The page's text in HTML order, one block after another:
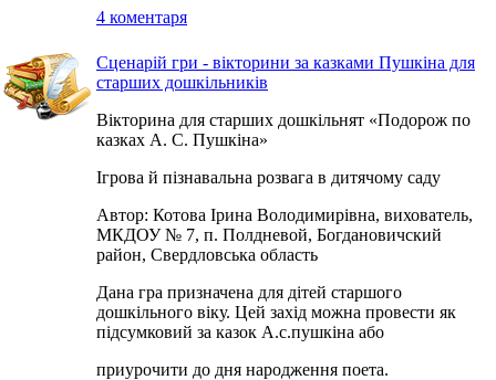
4 коментаря
Сценарій гри - вікторини за казками Пушкіна для
старших дошкільників
Вікторина для старших дошкільнят «Подорож по
казках А. С. Пушкіна»
Ігрова й пізнавальна розвага в дитячому саду
Автор: Котова Ірина Володимирівна, вихователь,
МКДОУ № 7, п. Полдневой, Богдановичский
район, Свердловська область
Дана гра призначена для дітей старшого
дошкільного віку. Цей захід можна провести як
підсумковий за казок А.с.пушкіна або
приурочити до дня народження поета.